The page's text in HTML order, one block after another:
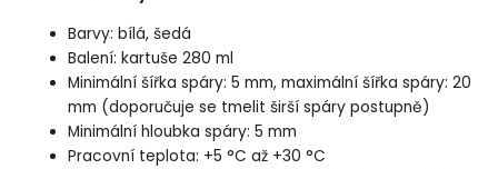
Barvy: bílá, šedá
Balení: kartuše 280 ml
Minimální šířka spáry: 5 mm, maximální šířka spáry: 20
mm (doporučuje se tmelit širší spáry postupně)
Minimální hloubka spáry: 5 mm
Pracovní teplota: +5 °C až +30 °C